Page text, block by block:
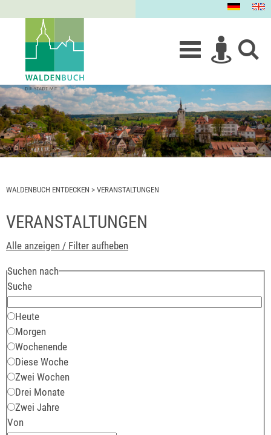
WALDENBUCH ENTDECKEN > VERANSTALTUNGEN
VERANSTALTUNGEN
Alle anzeigen / Filter aufheben
Suchen nach
Suche
Heute
Morgen
Wochenende
Diese Woche
Zwei Wochen
Drei Monate
Zwei Jahre
Von